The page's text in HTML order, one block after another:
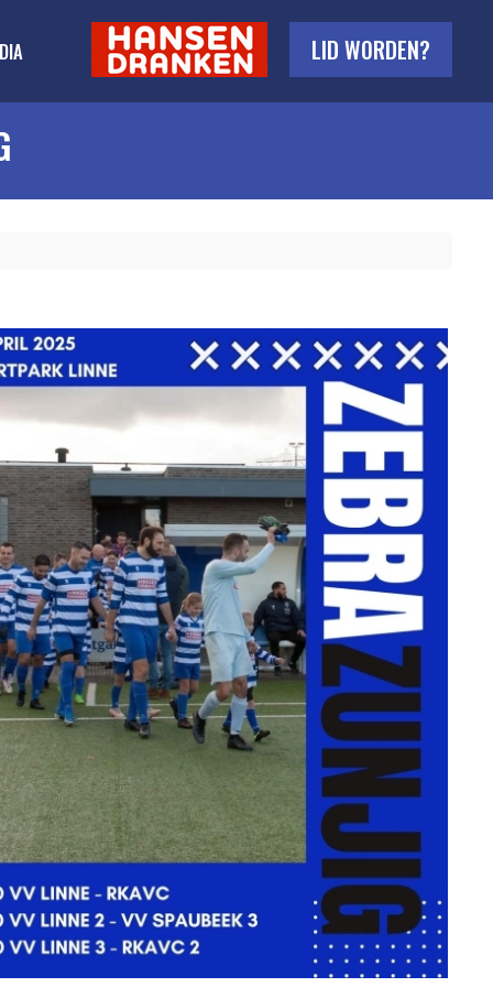
LID WORDEN?